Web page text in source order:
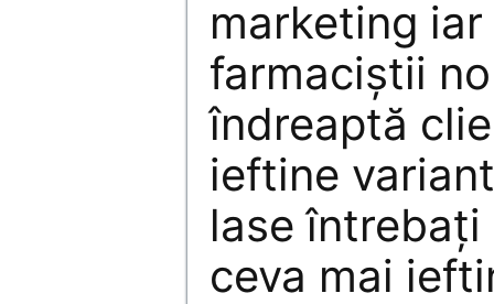
marketing
farmaciştii
îndreaptă
ieftine
lase întrebaţi
ceva mai